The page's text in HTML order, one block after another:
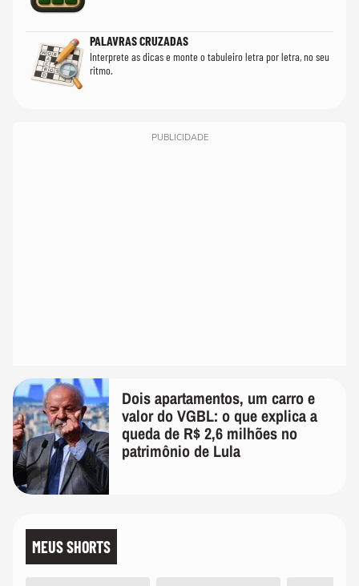
PALAVRAS CRUZADAS
Interprete as dicas e monte o tabuleiro letra por letra, no seu
ritmo.
PUBLICIDADE
Dois apartamentos, um carro e
valor do VGBL: o que explica a
queda de R$ 2,6 milhões no
patrimônio de Lula
MEUS SHORTS